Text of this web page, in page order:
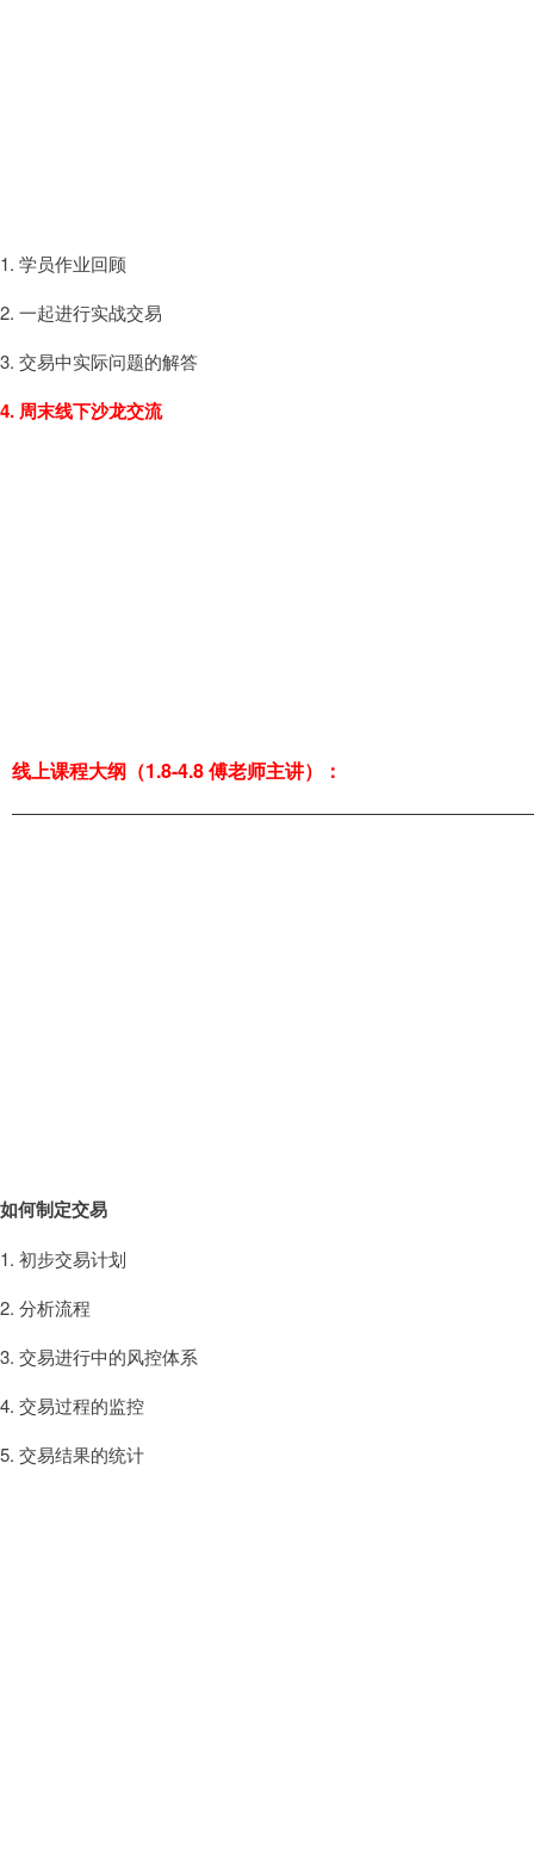
1. 学员作业回顾
2. 一起进行实战交易
3. 交易中实际问题的解答
4. 周末线下沙龙交流
线上课程大纲（1.8-4.8 傅老师主讲）：
如何制定交易
1. 初步交易计划
2. 分析流程
3. 交易进行中的风控体系
4. 交易过程的监控
5. 交易结果的统计